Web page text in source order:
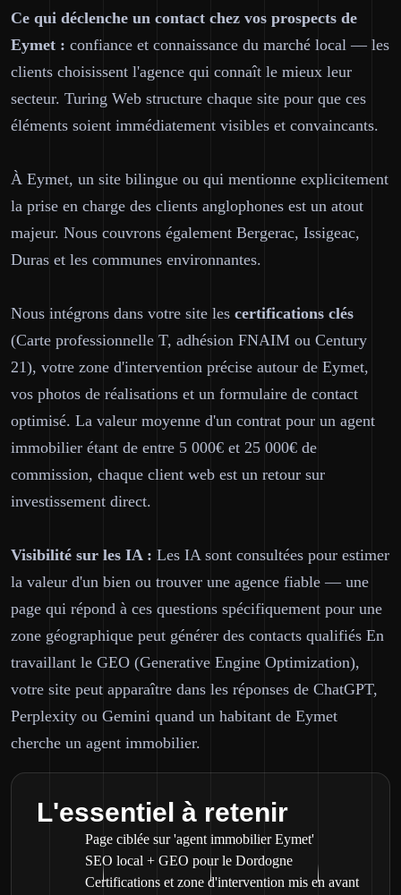
Ce qui déclenche un contact chez vos prospects de
Eymet : confiance et connaissance du marché local — les
clients choisissent l'agence qui connaît le mieux leur
secteur. Turing Web structure chaque site pour que ces
éléments soient immédiatement visibles et convaincants.
À Eymet, un site bilingue ou qui mentionne explicitement
la prise en charge des clients anglophones est un atout
majeur. Nous couvrons également Bergerac, Issigeac,
Duras et les communes environnantes.
Nous intégrons dans votre site les certifications clés
(Carte professionnelle T, adhésion FNAIM ou Century
21), votre zone d'intervention précise autour de Eymet,
vos photos de réalisations et un formulaire de contact
optimisé. La valeur moyenne d'un contrat pour un agent
immobilier étant de entre 5 000€ et 25 000€ de
commission, chaque client web est un retour sur
investissement direct.
Visibilité sur les IA : Les IA sont consultées pour estimer
la valeur d'un bien ou trouver une agence fiable — une
page qui répond à ces questions spécifiquement pour une
zone géographique peut générer des contacts qualifiés En
travaillant le GEO (Generative Engine Optimization),
votre site peut apparaître dans les réponses de ChatGPT,
Perplexity ou Gemini quand un habitant de Eymet
cherche un agent immobilier.
L'essentiel à retenir
Page ciblée sur 'agent immobilier Eymet'
SEO local + GEO pour le Dordogne
Certifications et zone d'intervention mis en avant